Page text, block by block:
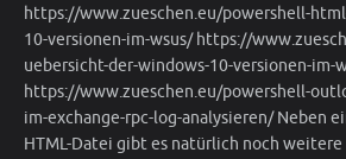
https://www.zueschen.eu/powershell-
10-versionen-im-wsus/ https://
uebersicht-der-windows-10-versionen-im-
https://www.zueschen.eu/powershell-
im-exchange-rpc-log-analysieren/ Neben
HTML-Datei gibt es natürlich noch